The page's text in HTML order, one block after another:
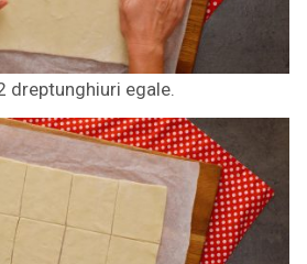
dreptunghiuri egale.